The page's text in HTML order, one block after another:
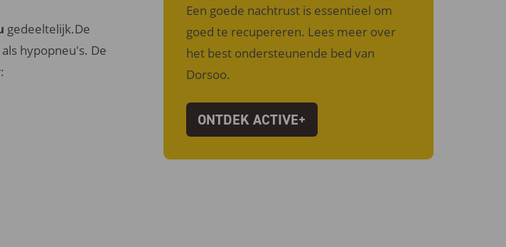
gedeeltelijk.De
hypopneu's. De
Een goede nachtrust is essentieel om
goed te recupereren. Lees meer over
het best ondersteunende bed van
Dorsoo.
ONTDEK ACTIVE+